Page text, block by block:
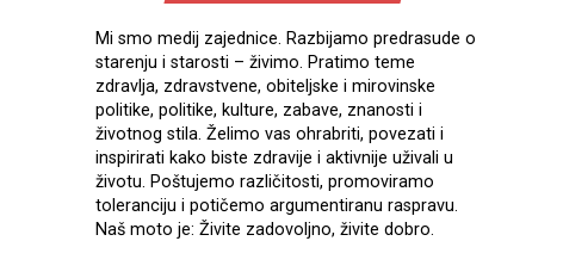
Mi smo medij zajednice. Razbijamo predrasude o
starenju i starosti – živimo. Pratimo teme
zdravlja, zdravstvene, obiteljske i mirovinske
politike, politike, kulture, zabave, znanosti i
životnog stila. Želimo vas ohrabriti, povezati i
inspirirati kako biste zdravije i aktivnije uživali u
životu. Poštujemo različitosti, promoviramo
toleranciju i potičemo argumentiranu raspravu.
Naš moto je: Živite zadovoljno, živite dobro.